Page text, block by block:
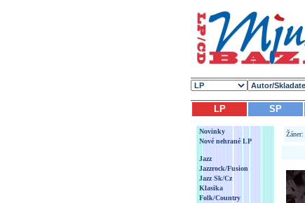
LP SP
Novinky
Nové nehrané LP
Jazz
Jazzrock/Fusion
Jazz Sk/Cz
Klasika
Folk/Country
Žáner: